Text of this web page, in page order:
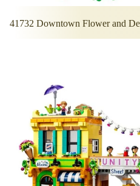
41732 Downtown Flower and